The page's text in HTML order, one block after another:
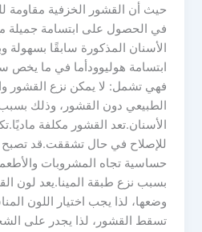
حيث أن القشور الخزفية مقاومة
في الحصول على ابتسامة
الأسنان المذكورة سابقًا بسهولة
ابتسامة هوليوودأما في ما يخص
فهي تشمل: لا يمكن نزع القشور
الطبيعي دون القشور، وذلك
الأسنان.تعد القشور مكلفة
للإصلاح في حال تشققت.قد تصبح
حساسية تجاه المشروبات
بسبب نزع طبقة المينا.يعد لون
وضعها، لذا يجب اختيار اللون
تسقط القشور، لذا يجدر على